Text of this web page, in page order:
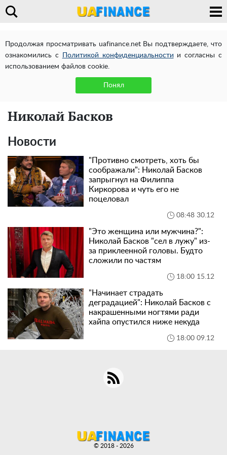
Продолжая просматривать uafinance.net Вы подтверждаете, что
ознакомились с
Политикой конфиденциальности и согласны с
использованием файлов cookie.
Понял
Николай Басков
Новости
"Противно смотреть, хоть бы
соображали": Николай Басков
запрыгнул на Филиппа
Киркорова и чуть его не
поцеловал
08:48 30.12
"Это женщина или мужчина?":
Николай Басков "сел в лужу" из-
за приклеенной головы. Будто
сложили по частям
18:00 15.12
"Начинает страдать
деградацией": Николай Басков с
накрашенными ногтями ради
хайпа опустился ниже некуда
18:00 09.12
© 2018 - 2026